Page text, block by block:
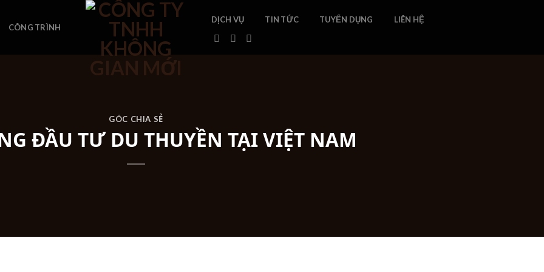
CÔNG TRÌNH
DỊCH VỤ TIN TỨC TUYỂN DỤNG LIÊN HỆ
GÓC CHIA SẺ
ĐẦU TƯ DU THUYỀN TẠI VIỆT NAM